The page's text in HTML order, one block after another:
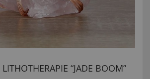
“JADE BOOM”